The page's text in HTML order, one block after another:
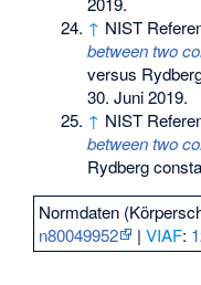
↑ NIST
between two
versus
30. Juni 2019.
↑ NIST
between two
Rydberg
Normdaten
n80049952
|VIAF: